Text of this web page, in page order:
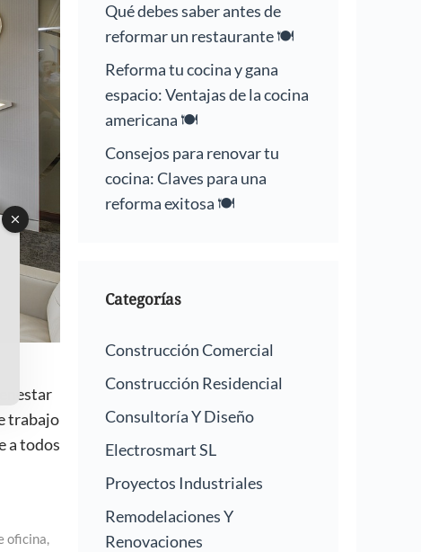
trabajo
a todos
oficina,
Qué debes saber antes de
reformar un restaurante 🍽️
Reforma tu cocina y gana
espacio: Ventajas de la cocina
americana 🍽️
Consejos para renovar tu
cocina: Claves para una
reforma exitosa 🍽️
Categorías
Construcción Comercial
Construcción Residencial
Consultoría Y Diseño
Electrosmart SL
Proyectos Industriales
Remodelaciones Y
Renovaciones